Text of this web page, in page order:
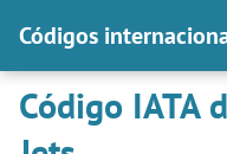
Códigos
Código IATA